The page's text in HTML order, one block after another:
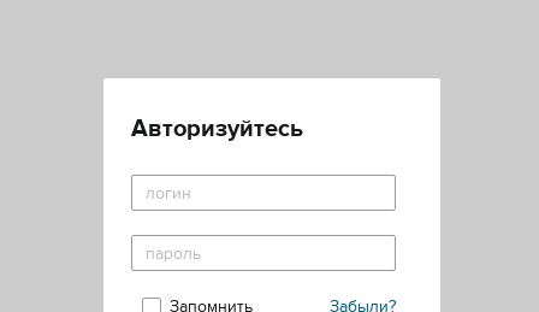
Авторизуйтесь
Забыли?
Запомнить